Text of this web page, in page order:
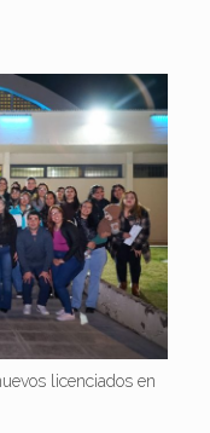
licenciados en